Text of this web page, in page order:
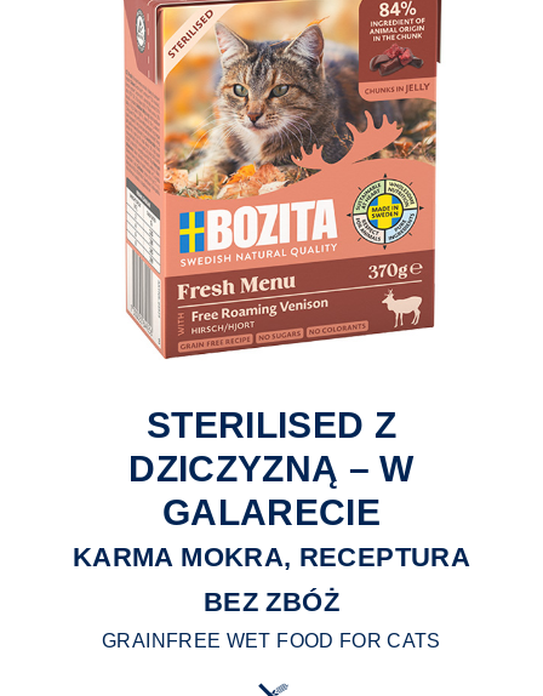
STERILISED Z
DZICZYZNĄ – W
GALARECIE
KARMA MOKRA, RECEPTURA
BEZ ZBÓŻ
GRAINFREE WET FOOD FOR CATS